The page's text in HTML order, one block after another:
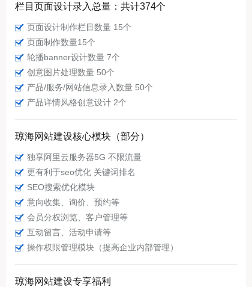
栏目页面设计录入总量：共计374个
页面设计制作栏目数量 15个
页面制作数量15个
轮播banner设计数量 7个
创意图片处理数量 50个
产品/服务/网站信息录入数量 50个
产品详情风格创意设计 2个
琼海网站建设核心模块（部分）
独享阿里云服务器5G 不限流量
更有利于seo优化 关键词排名
SEO搜索优化模块
意向收集、询价、预约等
会员分权浏览、客户管理等
互动留言、活动申请等
操作权限管理模块（提高企业内部管理）
琼海网站建设专享福利